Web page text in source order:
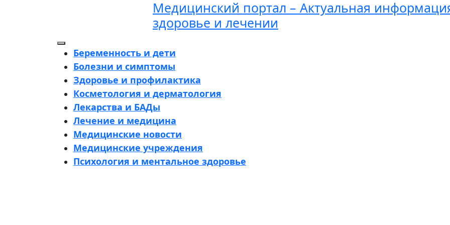
Медицинский портал – Актуальная
здоровье и лечении
Кнопка
Открыть
Беременность и дети
Болезни и симптомы
Здоровье и профилактика
Косметология и дерматология
Лекарства и БАДы
Лечение и медицина
Медицинские новости
Медицинские учреждения
Психология и ментальное здоровье